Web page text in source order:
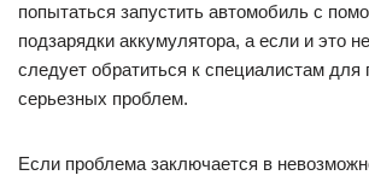
попытаться запустить автомобиль с
подзарядки аккумулятора, а если и это
следует обратиться к специалистам для
серьезных проблем.
Если проблема заключается в